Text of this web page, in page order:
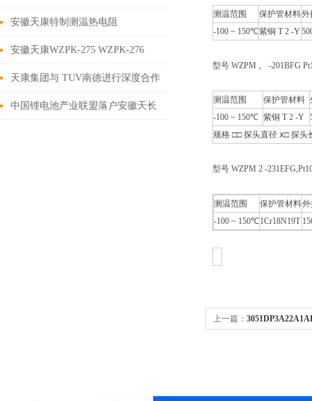
区别
安徽天康特制测温热电阻
安徽天康WZPK-275 WZPK-276
WZPK-366热电阻
天康集团与 TUV南德进行深度合作
中国锂电池产业联盟落户安徽天长
测温范围 保护管材料外
-100 ~ 150℃紫铜 T 2 -Y
型号 WZPM 。 -201BFG
测温范围 保护管材料
-100 ~ 150℃ 紫铜 T 2 -Y
规格 □□ 探头直径 ⅹ□ 探头
型号 WZPM 2 -
测温范围 保护管材料
-100 ~ 150℃1Cr18N19T
上一篇：